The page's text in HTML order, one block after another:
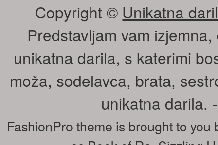
Copyright © Unikatna
Predstavljam vam
unikatna darila, s katerimi
moža, sodelavca, brata,
unikatna darila.
FashionPro theme is brought to